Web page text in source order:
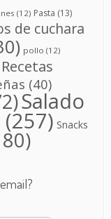
(12) Pasta (13)
de cuchara
pollo (12)
Recetas
(40)
Salado
(257) Snacks